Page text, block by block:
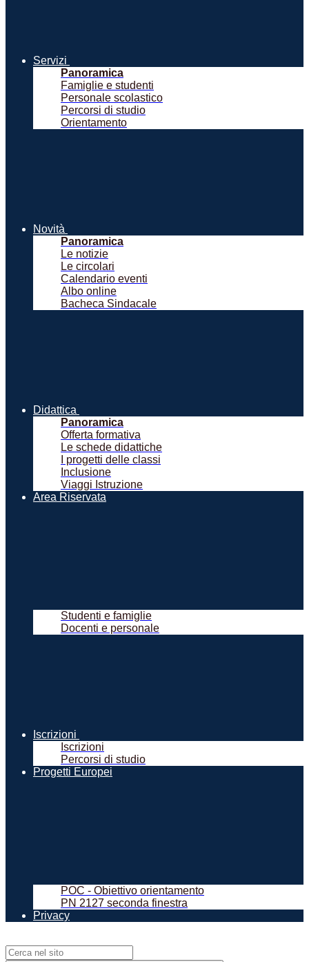
Servizi
Panoramica
Famiglie e studenti
Personale scolastico
Percorsi di studio
Orientamento
Novità
Panoramica
Le notizie
Le circolari
Calendario eventi
Albo online
Bacheca Sindacale
Didattica
Panoramica
Offerta formativa
Le schede didattiche
I progetti delle classi
Inclusione
Viaggi Istruzione
Area Riservata
Studenti e famiglie
Docenti e personale
Iscrizioni
Iscrizioni
Percorsi di studio
Progetti Europei
POC - Obiettivo orientamento
PN 2127 seconda finestra
Privacy